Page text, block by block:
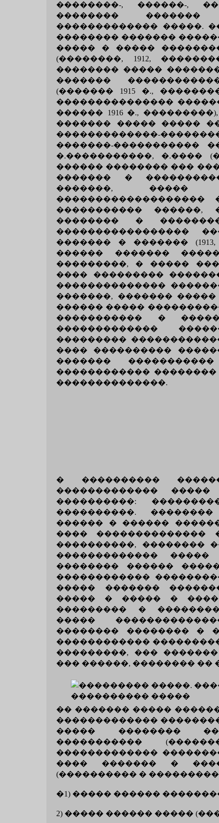
��������-, ������-,
��������
������������� �����.
�������� �������
����� � �����
(��������, 1912,
�������� �����
�������
(������� 1915 �.,
���������������
������ 1916 �.,
������� ����� �����
�������������-
�������-�����������
�.�����������, �.����
������ �������� ���
������� �
�������, �����
�������������������
����������� ������,
�������� �
�����������������
������� � �������
������ �������
���������, � �����
���� ���������
��������������
�������, �������
������ �����
����������� �
�������������
���������
���� ����������
�������
������������
��������������.
� ����������
�������������
����������:
����������.
������ � ������
����
����������, ��������
������������� �����
�������� ������ �����
������������
����� �������
����� � ����� �
��������� �
�����
�������� �������� �
������������
���������, ���
��� ������, �������� ��
�� ������� �����
�������������
����� ��������
�����������
�������������
���� ������� �
(���������� �
�1) ����� ������
2) ����� ������ �����